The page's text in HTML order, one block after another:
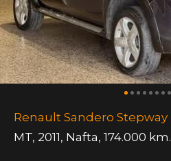
Renault Sandero Stepway
MT, 2011, Nafta, 174.000 km.